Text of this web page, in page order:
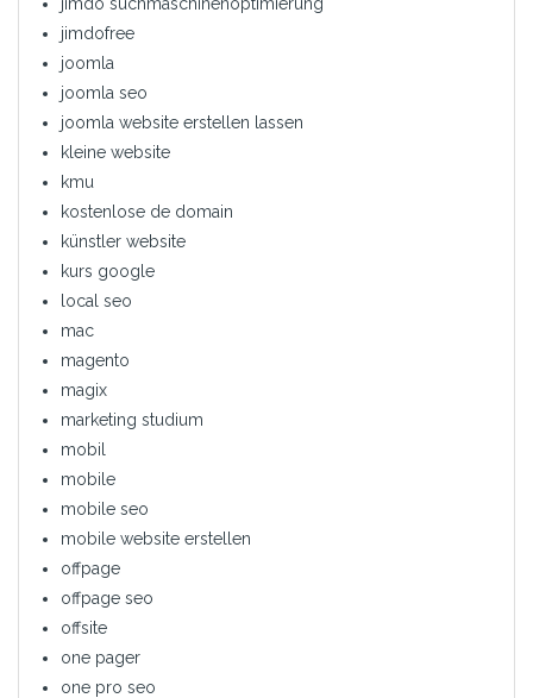
jimdofree
joomla
joomla seo
joomla website erstellen lassen
kleine website
kmu
kostenlose de domain
künstler website
kurs google
local seo
mac
magento
magix
marketing studium
mobil
mobile
mobile seo
mobile website erstellen
offpage
offpage seo
offsite
one pager
one pro seo